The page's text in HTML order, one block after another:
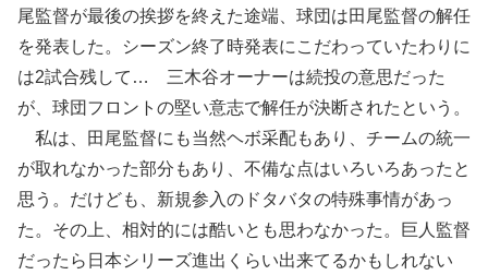
尾監督が最後の挨拶を終えた途端、球団は田尾監督の解任
を発表した。シーズン終了時発表にこだわっていたわりに
は2試合残して… 三木谷オーナーは続投の意思だった
が、球団フロントの堅い意志で解任が決断されたという。
私は、田尾監督にも当然ヘボ采配もあり、チームの統一
が取れなかった部分もあり、不備な点はいろいろあったと
思う。だけども、新規参入のドタバタの特殊事情があっ
た。その上、相対的には酷いとも思わなかった。巨人監督
だったら日本シリーズ進出くらい出来てるかもしれない